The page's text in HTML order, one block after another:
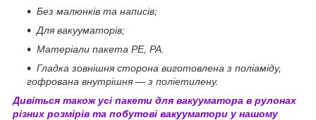
Без малюнків та написів;
Для вакууматорів;
Матеріали пакета PE, PA.
Гладка зовнішня сторона виготовлена з поліаміду,
гофрована внутрішня — з поліетилену.
Дивіться також усі пакети для вакууматора в рулонах
різних розмірів та побутові вакууматори у нашому